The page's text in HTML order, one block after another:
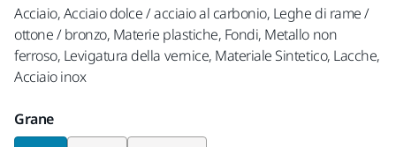
Acciaio, Acciaio dolce / acciaio al carbonio, Leghe di rame /
ottone / bronzo, Materie plastiche, Fondi, Metallo non
ferroso, Levigatura della vernice, Materiale Sintetico, Lacche,
Acciaio inox
Grane